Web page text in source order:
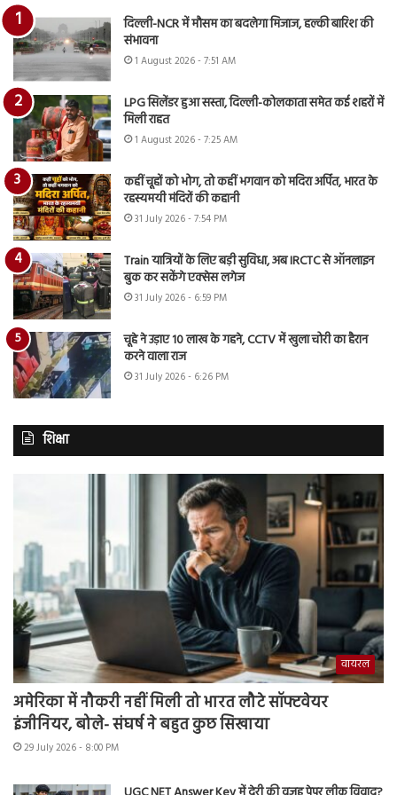
दिल्ली-NCR में मौसम का बदलेगा मिजाज, हल्की बारिश की
संभावना
1 August 2026 - 7:51 AM
LPG सिलेंडर हुआ सस्ता, दिल्ली-कोलकाता समेत कई शहरों में
मिली राहत
1 August 2026 - 7:25 AM
कहीं चूहों को भोग, तो कहीं भगवान को मदिरा अर्पित, भारत के
रहस्यमयी मंदिरों की कहानी
31 July 2026 - 7:54 PM
Train यात्रियों के लिए बड़ी सुविधा, अब IRCTC से ऑनलाइन
बुक कर सकेंगे एक्सेस लगेज
31 July 2026 - 6:59 PM
चूहे ने उड़ाए 10 लाख के गहने, CCTV में खुला चोरी का हैरान
करने वाला राज
31 July 2026 - 6:26 PM
शिक्षा
वायरल
अमेरिका में नौकरी नहीं मिली तो भारत लौटे सॉफ्टवेयर
इंजीनियर, बोले- संघर्ष ने बहुत कुछ सिखाया
29 July 2026 - 8:00 PM